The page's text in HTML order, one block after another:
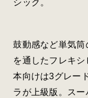
シック。
鼓動感など単気
を通したフレキ
本向けは3グレー
ラが上級版。ス